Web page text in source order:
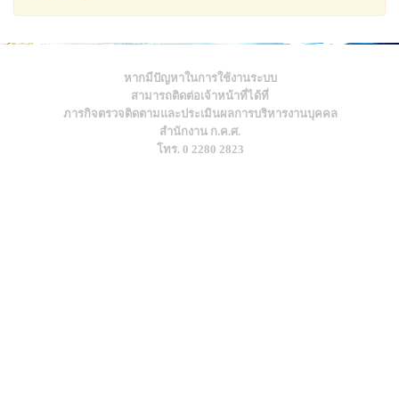
หากมีปัญหาในการใช้งานระบบ
สามารถติดต่อเจ้าหน้าที่ได้ที่
ภารกิจตรวจติดตามและประเมินผลการบริหารงานบุคคล
สำนักงาน ก.ค.ศ.
โทร. 0 2280 2823